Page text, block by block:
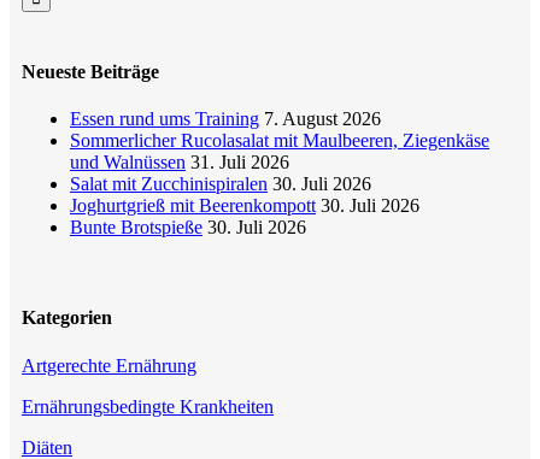
Neueste Beiträge
Essen rund ums Training 7. August 2026
Sommerlicher Rucolasalat mit Maulbeeren, Ziegenkäse
und Walnüssen 31. Juli 2026
Salat mit Zucchinispiralen 30. Juli 2026
Joghurtgrieß mit Beerenkompott 30. Juli 2026
Bunte Brotspieße 30. Juli 2026
Kategorien
Artgerechte Ernährung
Ernährungsbedingte Krankheiten
Diäten